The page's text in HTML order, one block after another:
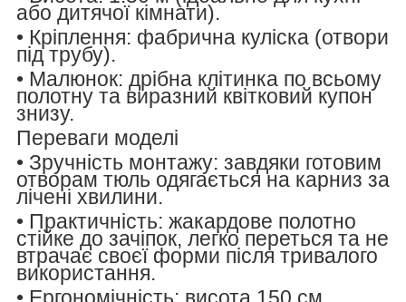
або дитячої кімнати).
• Кріплення: фабрична куліска (отвори
під трубу).
• Малюнок: дрібна клітинка по всьому
полотну та виразний квітковий купон
знизу.
Переваги моделі
• Зручність монтажу: завдяки готовим
отворам тюль одягається на карниз за
лічені хвилини.
• Практичність: жакардове полотно
стійке до зачіпок, легко переться та не
втрачає своєї форми після тривалого
використання.
• Ергономічність: висота 150 см